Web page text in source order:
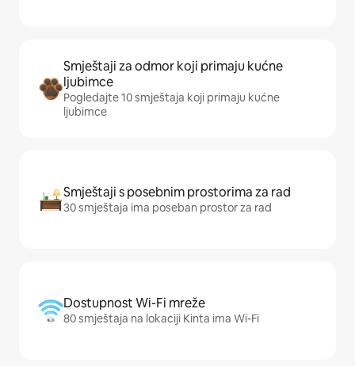
Smještaji za odmor koji primaju kućne
ljubimce
Pogledajte 10 smještaja koji primaju kućne
ljubimce
Smještaji s posebnim prostorima za rad
30 smještaja ima poseban prostor za rad
Dostupnost Wi-Fi mreže
80 smještaja na lokaciji Kinta ima Wi-Fi